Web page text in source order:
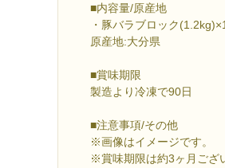
■内容量/原産地
・豚バラブロック(1.2kg)×1
原産地:大分県
■賞味期限
製造より冷凍で90日
■注意事項/その他
※画像はイメージです。
※賞味期限は約3ヶ月ござ